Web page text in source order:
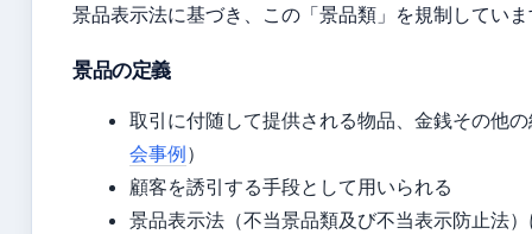
景品表示法に基づき、この「景品類」を規制してい
景品の定義
取引に付随して提供される物品、金銭その他
会事例）
顧客を誘引する手段として用いられる
景品表示法（不当景品類及び不当表示防止法